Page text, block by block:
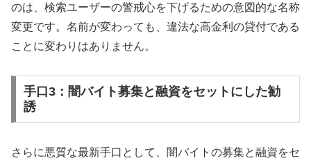
のは、検索ユーザーの警戒心を下げるための意図的な名称
変更です。名前が変わっても、違法な高金利の貸付である
ことに変わりはありません。
手口3：闇バイト募集と融資をセットにした勧
誘
さらに悪質な最新手口として、闇バイトの募集と融資をセ